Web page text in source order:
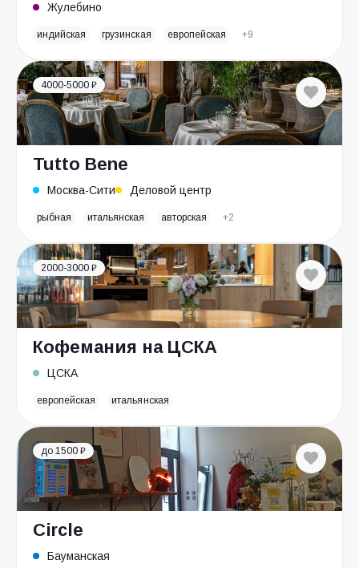
Жулебино
индийская грузинская европейская +9
4000-5000 ₽
Tutto Bene
Москва-Сити Деловой центр
рыбная итальянская авторская +2
2000-3000 ₽
Кофемания на ЦСКА
ЦСКА
европейская итальянская
до 1500 ₽
Circle
Бауманская